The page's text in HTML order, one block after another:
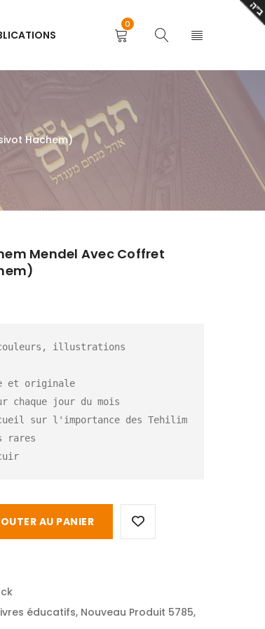
0
Hachem)
Mendel Avec Coffret
illustrations
et originale
chaque jour du mois
sur l'importance des Tehilim
rares
AU PANIER
éducatifs, Nouveau Produit 5785,